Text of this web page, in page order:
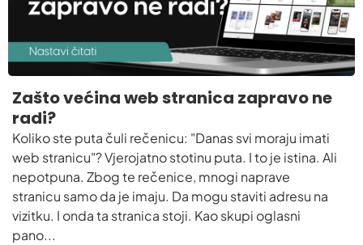
Zašto većina web stranica zapravo ne
radi?
Koliko ste puta čuli rečenicu: "Danas svi moraju imati
web stranicu"? Vjerojatno stotinu puta. I to je istina. Ali
nepotpuna. Zbog te rečenice, mnogi naprave
stranicu samo da je imaju. Da mogu staviti adresu na
vizitku. I onda ta stranica stoji. Kao skupi oglasni
pano...